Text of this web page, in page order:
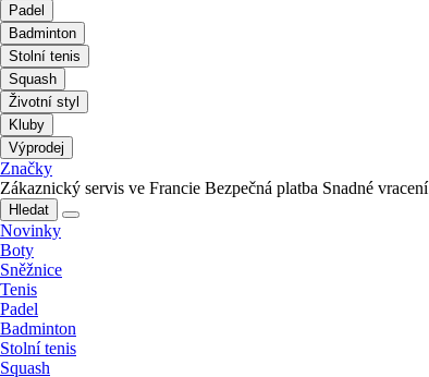
Padel
Badminton
Stolní tenis
Squash
Životní styl
Kluby
Výprodej
Značky
Zákaznický servis ve Francie Bezpečná platba Snadné vracení
Hledat
Novinky
Boty
Sněžnice
Tenis
Padel
Badminton
Stolní tenis
Squash